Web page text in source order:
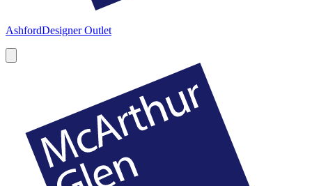
AshfordDesigner Outlet